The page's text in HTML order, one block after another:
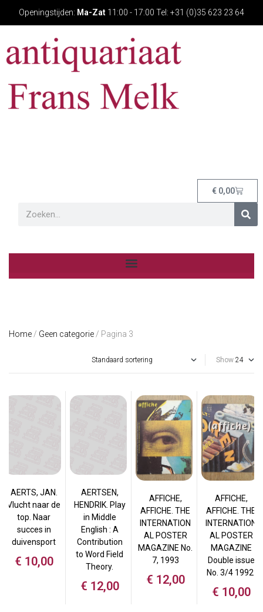
Openingstijden: Ma-Zat 11:00 - 17:00 Tel: +31 (0)35 623 23 64
€ 0,00
Home / Geen categorie / Pagina 3
Show
AERTS, JAN.
Vlucht naar de
top. Naar
succes in
duivensport
€ 10,00
AERTSEN,
HENDRIK. Play
in Middle
English : A
Contribution
to Word Field
Theory.
€ 12,00
AFFICHE,
AFFICHE. THE
INTERNATION
AL POSTER
MAGAZINE No.
7, 1993
€ 12,00
AFFICHE,
AFFICHE. THE
INTERNATION
AL POSTER
MAGAZINE
Double issue
No. 3/4 1992.
€ 10,00